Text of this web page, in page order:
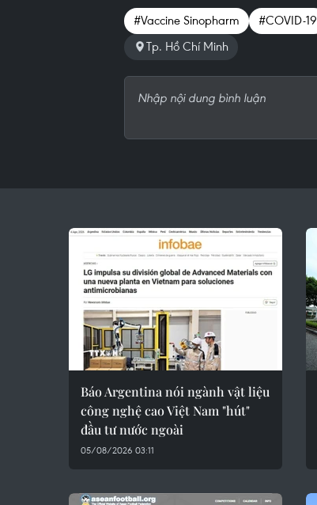
#Vaccine Sinopharm #COVID-19
Tp. Hồ Chí Minh
Báo Argentina nói ngành vật liệu
công nghệ cao Việt Nam "hút"
đầu tư nước ngoài
05/08/2026 03:11